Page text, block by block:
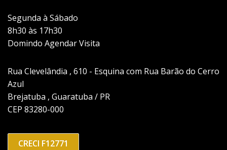
Segunda à Sábado
8h30 às 17h30
Domindo Agendar Visita
Rua Clevelândia , 610 - Esquina com Rua Barão do Cerro
Azul
Brejatuba , Guaratuba / PR
CEP 83280-000
CRECI F12771